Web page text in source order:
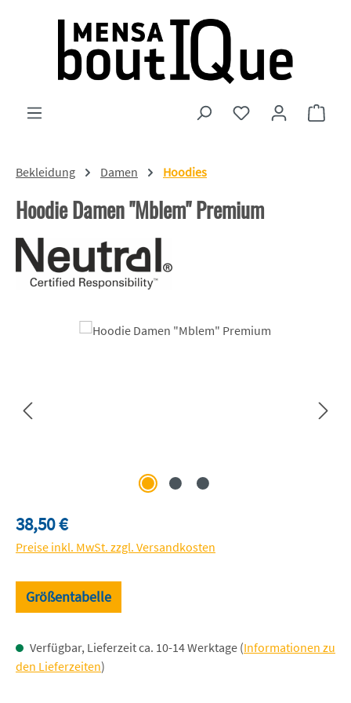
Zum Hauptinhalt springen
Du hast 0
Bekleidung Damen Hoodies
Hoodie Damen "Mblem" Premium
Bildergalerie überspringen
Regulärer Preis:
38,50 €
Preise inkl. MwSt. zzgl. Versandkosten
Größentabelle
Verfügbar, Lieferzeit ca. 10-14 Werktage (Informationen zu
den Lieferzeiten)